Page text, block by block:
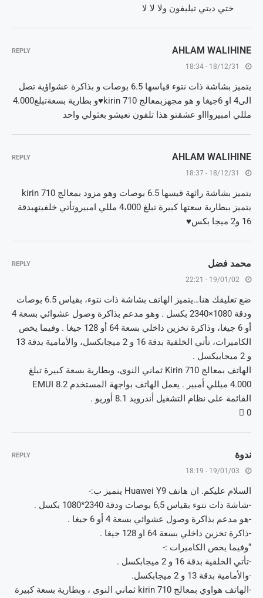
ختي ديتي تيليفون ولا لا لا
AHLAM WALIHINE
18/12/31 - 18:34
يتميز بشاشة ذات نتوء قياسها 6.5 بوصات و بذاكرة عشواؤية تصل
الى4 او 6جيغا و هو مجهزبمعالج kirin 710♥و بطارية بسعةتبلغ4.000
مللي امبيرواااو عشقتو هذا تلفون تعيشو بعثولي واحد
REPLY
AHLAM WALIHINE
18/12/31 - 18:37
يتميز بشاشة رائهة قيسها 6.5 بوصات وهو مزود بمعالج kirin 710
يتميز ببطارية سعتها كبيرة تبلغ 4،000 مللي امبيروتأتي خلفيتهبدقة
16 و2 ميجا بكس♥
REPLY
محمد فضل
19/01/02 - 22:21
ضع تعليقك هنا…ﻳﺘﻤﻴﺰ ﺍﻟﻬﺎﺗﻒ ﺑﺸﺎﺷﺔ ﺫﺍﺕ ﻧﺘﻮﺀ، ﺑﻘﻴﺎﺱ 6.5 ﺑﻮﺻﺎﺕ
ﻭﺩﻗﺔ 1080×2340 ﺑﻜﺴﻞ . ﻭﻫﻮ ﻣﺪﻋﻢ ﺑﺬﺍﻛﺮﺓ ﻭﺻﻮﻝ ﻋﺸﻮﺍﺋﻲ ﺑﺴﻌﺔ 4
ﺃﻭ 6 ﺟﻴﻐﺎ، ﻭﺫﺍﻛﺮﺓ ﺗﺨﺰﻳﻦ ﺩﺍﺧﻠﻲ ﺑﺴﻌﺔ 64 ﺃﻭ 128 ﺟﻴﻐﺎ . ﻭﻓﻴﻤﺎ ﻳﺨﺺ
ﺍﻟﻜﺎﻣﻴﺮﺍﺕ، ﺗﺄﺗﻲ ﺍﻟﺨﻠﻔﻴﺔ ﺑﺪﻗﺔ 16 ﻭ 2 ﻣﻴﺠﺎﺑﻜﺴﻞ، ﻭﺍﻷﻣﺎﻣﻴﺔ ﺑﺪﻗﺔ 13
ﻭ 2 ﻣﻴﺠﺎﺑﻴﻜﺴﻞ .
ﺍﻟﻬﺎﺗﻒ ﺑﻤﻌﺎﻟﺞ Kirin 710 ﺛﻤﺎﻧﻲ ﺍﻟﻨﻮﻯ، ﻭﺑﻄﺎﺭﻳﺔ ﺑﺴﻌﺔ ﻛﺒﻴﺮﺓ ﺗﺒﻠﻎ
4.000 ﻣﻴﻠﻠﻲ ﺃﻣﺒﻴﺮ . ﻳﻌﻤﻞ ﺍﻟﻬﺎﺗﻒ ﺑﻮﺍﺟﻬﺔ ﺍﻟﻤﺴﺘﺨﺪﻡ EMUI 8.2
ﺍﻟﻘﺎﺋﻤﺔ ﻋﻠﻰ ﻧﻈﺎﻡ ﺍﻟﺘﺸﻐﻴﻞ ﺃﻧﺪﺭﻭﻳﺪ 8.1 ﺃﻭﺭﻳﻮ .
0 
REPLY
ندوة
19/01/03 - 18:19
السلام عليكم. ان هاتف Huawei Y9 يتميز ب:-
-شاشة ذات نتوء بقياس 6,5 بوصات ودقة 2340*1080 بكسل .
-هو مدعم بذاكرة وصول عشوائي بسعة 4 أو 6 جيغا .
-ذاكرة تخزين داخلي بسعة 64 او 128 جيغا .
“وفيما يخص الكاميرات :-
-تأتي الخلفية بدقة 16 و 2 ميجابكسل .
-والأمامية بدقة 13 و 2 ميجابكسل.
-الهاتف هواوي بمعالج 710 kirin ثماني النوى ، وبطارية بسعة كبيرة
REPLY